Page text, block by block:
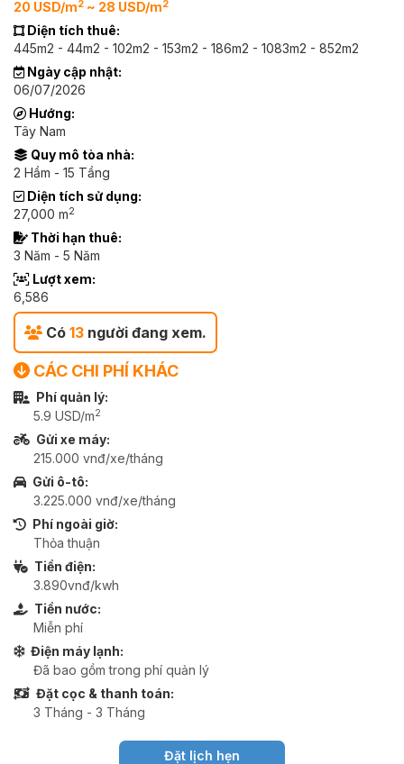
20 USD/m2 ~ 28 USD/m2
Diện tích thuê:
445m2 - 44m2 - 102m2 - 153m2 - 186m2 - 1083m2 - 852m2
Ngày cập nhật:
06/07/2026
Hướng:
Tây Nam
Quy mô tòa nhà:
2 Hầm - 15 Tầng
Diện tích sử dụng:
27,000 m2
Thời hạn thuê:
3 Năm - 5 Năm
Lượt xem:
6,586
Có 13 người đang xem.
CÁC CHI PHÍ KHÁC
Phí quản lý:
5.9 USD/m2
Gửi xe máy:
215.000 vnđ/xe/tháng
Gửi ô-tô:
3.225.000 vnđ/xe/tháng
Phí ngoài giờ:
Thỏa thuận
Tiền điện:
3.890vnđ/kwh
Tiền nước:
Miễn phí
Điện máy lạnh:
Đã bao gồm trong phí quản lý
Đặt cọc & thanh toán:
3 Tháng - 3 Tháng
Đặt lịch hẹn